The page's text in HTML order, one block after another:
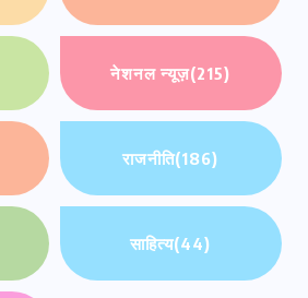
नेशनल न्यूज़(215)
राजनीति(186)
साहित्य(44)